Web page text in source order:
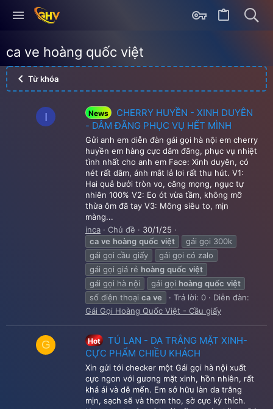
ca ve hoàng quốc việt
Từ khóa
I News
CHERRY HUYỀN - XINH DUYÊN
- DÂM ĐÃNG PHỤC VỤ HẾT MÌNH
Gửi anh em diễn đàn gái gọi hà nội em cherry
huyền em hàng cực dâm đãng, phục vụ nhiệt
tình nhất cho anh em Face: Xinh duyên, có
nét rất dâm, ánh mắt lả lơi rất thu hút. V1:
Hai quả bưởi tròn vo, căng mọng, ngục tự
nhiên 100% V2: Eo ót vừa tầm, không mỡ
thừa ôm đã tay V3: Mông siêu to, mịn
màng...
inca
Chủ đề
30/1/25
ca ve hoàng quốc việt
gái gọi 300k
gái gọi cầu giấy
gái gọi có zalo
gái gọi giá rẻ hoàng quốc việt
gái gọi hà nội
gái gọi hoàng quốc việt
số điện thoại ca ve Trả lời: 0
Diễn đàn:
Gái Gọi Hoàng Quốc Việt - Cầu giấy
G Hot
TÚ LAN - DA TRẮNG MẶT XINH-
CỰC PHẨM CHIỀU KHÁCH
Xin gửi tới checker một Gái gọi hà nội xuất
cực ngon với gương mặt xinh, hồn nhiên, rất
khả ái và dễ mến. Em sở hữu làn da trắng
mịn, sạch sẽ và thơm tho, sờ cực kỳ thích.